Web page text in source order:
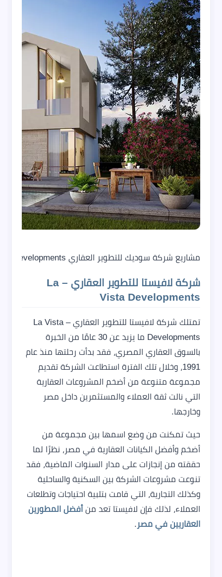
مشاريع شركة سوديك للتطوير العقاري SODIC Developments
شركة لافيستا للتطوير العقاري – La
Vista Developments
تمتلك شركة لافيستا للتطوير العقاري – La Vista
Developments ما يزيد عن 30 عامًا من الخبرة
بالسوق العقاري المصري، فقد بدأت رحلتها منذ عام
1991، وخلال تلك الفترة استطاعت الشركة تقديم
مجموعة متنوعة من أضخم المشروعات العقارية
التي نالت ثقة العملاء والمستثمرين داخل مصر
وخارجها.
حيث تمكنت من وضع اسمها بين مجموعة من
أضخم وأفضل الكيانات العقارية في مصر، نظرًا لما
حققته من إنجازات على مدار السنوات الماضية، فقد
تنوعت مشروعات الشركة بين السكنية والساحلية
وكذلك التجارية، التي قامت بتلبية احتياجات وتطلعات
العملاء، لذلك فإن لافيستا تعد منأفضل المطورين
العقاريين في مصر .